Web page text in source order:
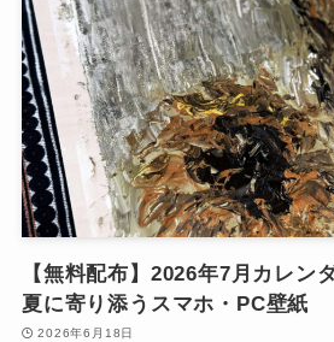
【無料配布】2026年7月カレン
夏に寄り添うスマホ・PC壁紙
2026年6月18日